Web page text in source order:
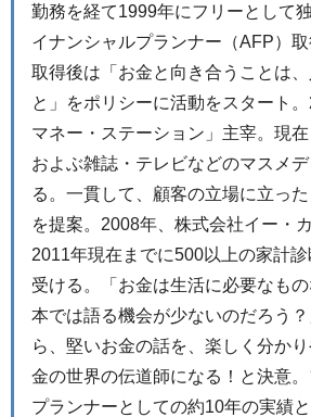
勤務を経て1999年にフリーとして
イナンシャルプランナー（AFP）
取得後は「お金と向き合うことは
と」をポリシーに活動をスタート
マネー・ステーション」主宰。現
およぶ雑誌・テレビなどのマスメ
る。一貫して、顧客の立場に立った
を提案。2008年、株式会社イー・
2011年現在までに500以上の家計
受ける。「お金は生活に必要なも
本では語る機会が少ないのだろう
ら、堅いお金の話を、楽しく分か
金の世界の伝道師になる！と決意
プランナーとしての約10年の実績